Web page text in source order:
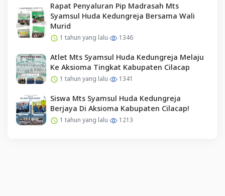
Rapat Penyaluran Pip Madrasah Mts
Syamsul Huda Kedungreja Bersama Wali
Murid
1 tahun yang lalu 1346
Atlet Mts Syamsul Huda Kedungreja Melaju
Ke Aksioma Tingkat Kabupaten Cilacap
1 tahun yang lalu 1341
Siswa Mts Syamsul Huda Kedungreja
Berjaya Di Aksioma Kabupaten Cilacap!
1 tahun yang lalu 1213